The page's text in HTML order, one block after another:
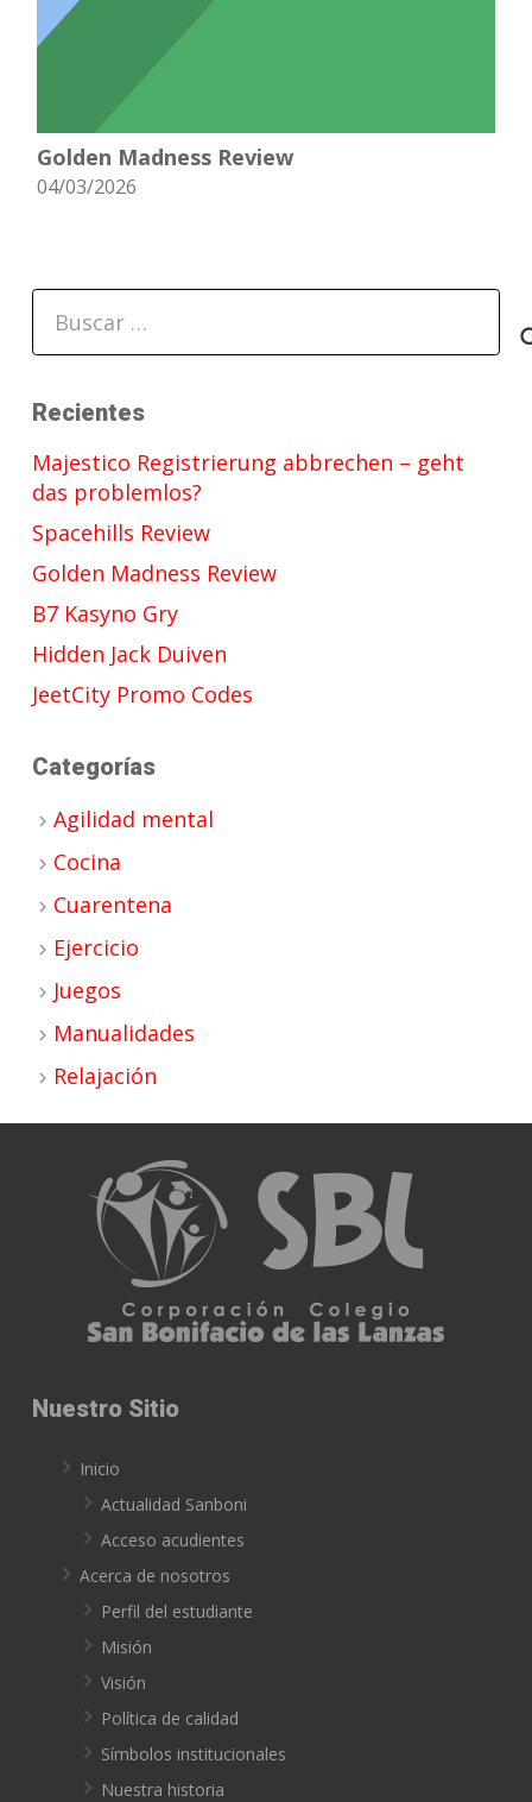
Golden Madness Review
04/03/2026
Recientes
Majestico Registrierung abbrechen – geht
das problemlos?
Spacehills Review
Golden Madness Review
B7 Kasyno Gry
Hidden Jack Duiven
JeetCity Promo Codes
Categorías
Agilidad mental
Cocina
Cuarentena
Ejercicio
Juegos
Manualidades
Relajación
Nuestro Sitio
Inicio
Actualidad Sanboni
Acceso acudientes
Acerca de nosotros
Perfil del estudiante
Misión
Visión
Política de calidad
Símbolos institucionales
Nuestra historia